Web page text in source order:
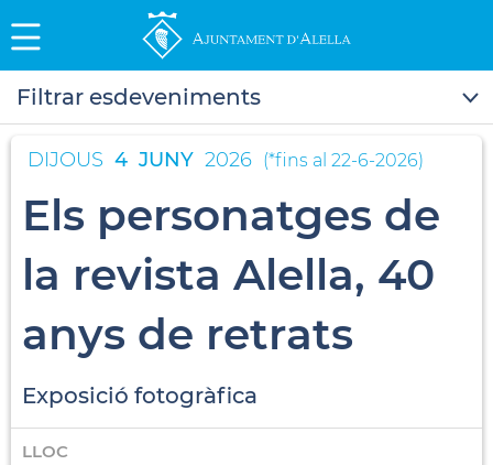
Filtrar esdeveniments
DIJOUS 4 JUNY 2026 (*fins al 22-6-2026)
Els personatges de
la revista Alella, 40
anys de retrats
Exposició fotogràfica
LLOC